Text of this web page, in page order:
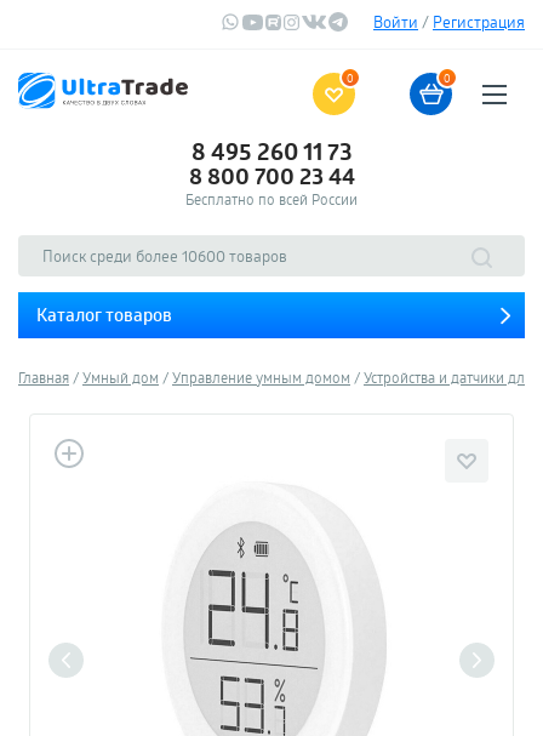
Войти / Регистрация
0 0
8 495 260 11 73
8 800 700 23 44
Бесплатно по всей России
Каталог товаров
Главная Умный дом Управление умным домом Устройства и датчики для